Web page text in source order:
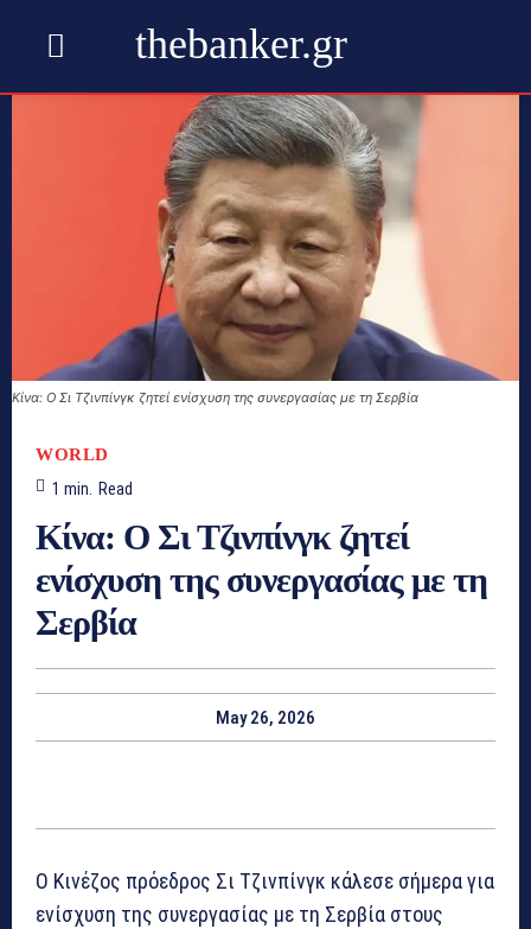
thebanker.gr
Κίνα: Ο Σι Τζινπίνγκ ζητεί ενίσχυση της συνεργασίας με τη Σερβία
WORLD
1 min. Read
Κίνα: Ο Σι Τζινπίνγκ ζητεί
ενίσχυση της συνεργασίας με τη
Σερβία
May 26, 2026
Ο Κινέζος πρόεδρος Σι Τζινπίνγκ κάλεσε σήμερα για
ενίσχυση της συνεργασίας με τη Σερβία στους